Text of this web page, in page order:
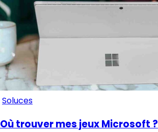
Soluces
Où trouver mes jeux Microsoft ?